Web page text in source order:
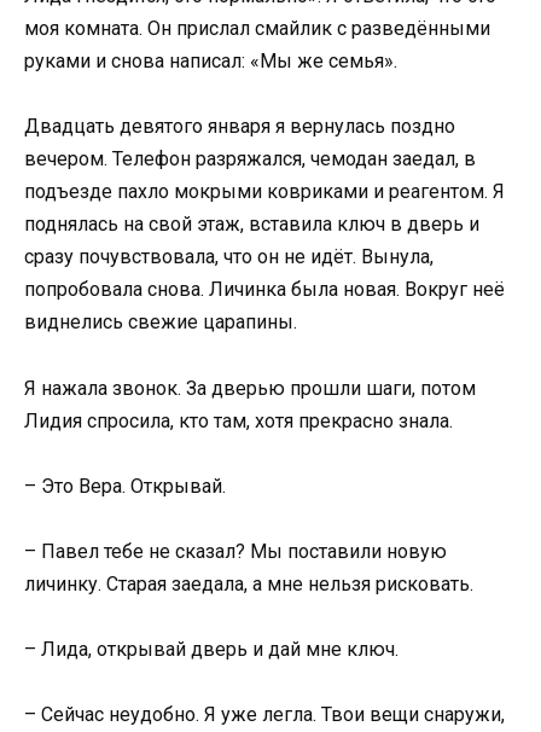
моя комната. Он прислал смайлик с разведёнными
руками и снова написал: «Мы же семья».
Двадцать девятого января я вернулась поздно
вечером. Телефон разряжался, чемодан заедал, в
подъезде пахло мокрыми ковриками и реагентом. Я
поднялась на свой этаж, вставила ключ в дверь и
сразу почувствовала, что он не идёт. Вынула,
попробовала снова. Личинка была новая. Вокруг неё
виднелись свежие царапины.
Я нажала звонок. За дверью прошли шаги, потом
Лидия спросила, кто там, хотя прекрасно знала.
– Это Вера. Открывай.
– Павел тебе не сказал? Мы поставили новую
личинку. Старая заедала, а мне нельзя рисковать.
– Лида, открывай дверь и дай мне ключ.
– Сейчас неудобно. Я уже легла. Твои вещи снаружи,